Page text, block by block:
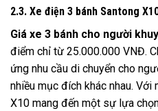
2.3. Xe điện 3 bánh Santong
Giá xe 3 bánh cho người
điểm chỉ từ 25.000.000 VNĐ.
ứng nhu cầu di chuyển cho
nhiều mục đích khác nhau.
X10 mang đến một sự lựa